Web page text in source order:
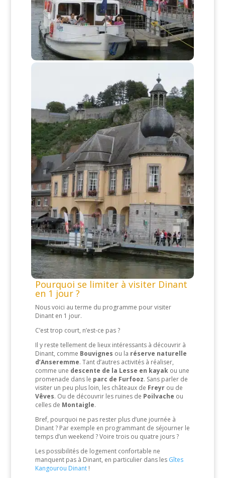
Pourquoi se limiter à visiter Dinant
en 1 jour ?
Nous voici au terme du programme pour visiter
Dinant en 1 jour.
C’est trop court, n’est-ce pas ?
Il y reste tellement de lieux intéressants à découvrir à
Dinant, comme Bouvignes ou la réserve naturelle
d’Anseremme. Tant d’autres activités à réaliser,
comme une descente de la Lesse en kayakou une
promenade dans le parc de Furfooz. Sans parler de
visiter un peu plus loin, les châteaux de Freyrou de
Vêves. Ou de découvrir les ruines de Poilvache ou
celles de Montaigle.
Bref, pourquoi ne pas rester plus d’une journée à
Dinant ? Par exemple en programmant de séjourner le
temps d’un weekend ? Voire trois ou quatre jours ?
Les possibilités de logement confortable ne
manquent pas à Dinant, en particulier dans les Gîtes
Kangourou Dinant!